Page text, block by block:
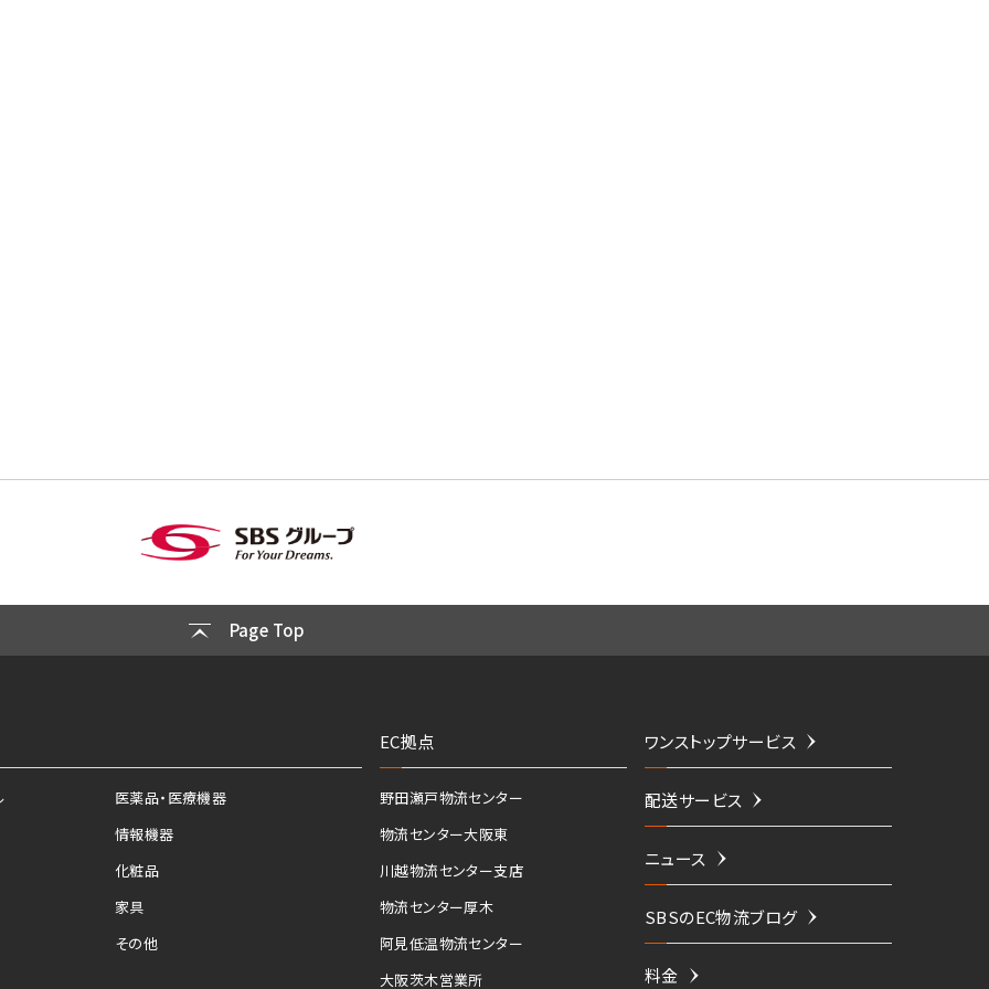
Page Top
医薬品・医療機器
情報機器
化粧品
家具
その他
EC拠点
野田瀬戸物流センター
物流センター大阪東
川越物流センター支店
物流センター厚木
阿見低温物流センター
大阪茨木営業所
ワンストップサービス
配送サービス
ニュース
SBSのEC物流ブログ
料金